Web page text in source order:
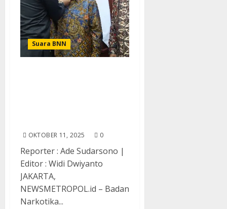
Suara BNN
OKTOBER 11, 2025 0
Reporter : Ade Sudarsono |
Editor : Widi Dwiyanto
JAKARTA,
NEWSMETROPOL.id – Badan
Narkotika...